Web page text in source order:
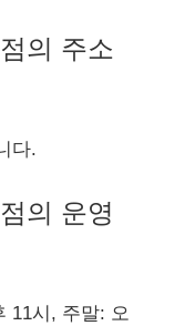
의 주소
다.
의 운영
11시, 주말: 오